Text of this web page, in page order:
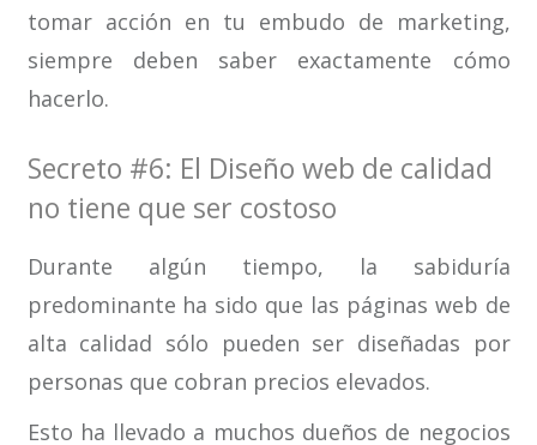
tomar acción en tu embudo de marketing,
siempre deben saber exactamente cómo
hacerlo.
Secreto #6: El Diseño web de calidad
no tiene que ser costoso
Durante algún tiempo, la sabiduría
predominante ha sido que las páginas web de
alta calidad sólo pueden ser diseñadas por
personas que cobran precios elevados.
Esto ha llevado a muchos dueños de negocios